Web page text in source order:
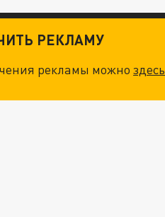
РЕКЛАМУ
рекламы можноздесь